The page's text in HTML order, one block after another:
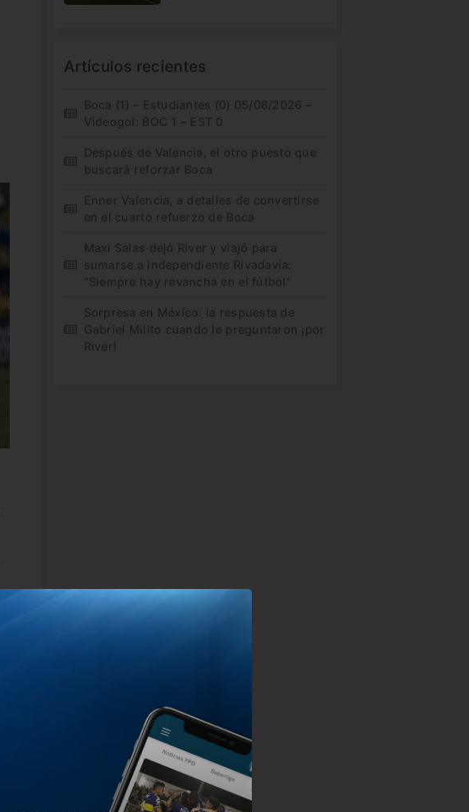
Artículos recientes
Boca (1) – Estudiantes (0) 05/08/2026 –
Videogol: BOC 1 – EST 0
Después de Valencia, el otro puesto que
buscará reforzar Boca
Enner Valencia, a detalles de convertirse
en el cuarto refuerzo de Boca
Maxi Salas dejó River y viajó para
sumarse a Independiente Rivadavia:
“Siempre hay revancha en el fútbol”
Sorpresa en México: la respuesta de
Gabriel Milito cuando le preguntaron ¡por
River!